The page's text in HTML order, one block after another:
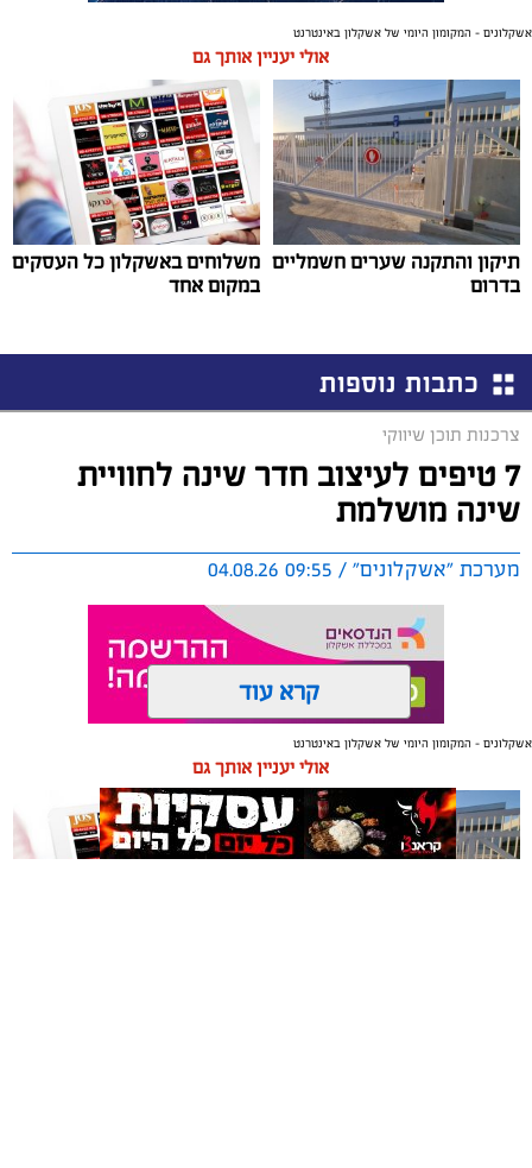
אשקלונים - המקומון היומי של אשקלון באינטרנט
אולי יעניין אותך גם
תיקון והתקנה שערים חשמליים
בדרום
משלוחים באשקלון כל העסקים
במקום אחד
כתבות נוספות
צרכנות תוכן שיווקי
7 טיפים לעיצוב חדר שינה לחוויית
שינה מושלמת
מערכת "אשקלונים" / 09:55 04.08.26
תגים:טקסטיל, חדר שינה, שינה
תכנון נכון של חדר השינה משפיע באופן ישיר על איכות
המנוחה, על רמות האנרגיה בבוקר ועל התחושה הכללית
קרא עוד
אשקלונים - המקומון היומי של אשקלון באינטרנט
אולי יעניין אותך גם